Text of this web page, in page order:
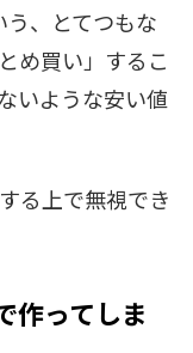
う、とてつもな
め買い」するこ
いような安い値
る上で無視でき
作ってしま